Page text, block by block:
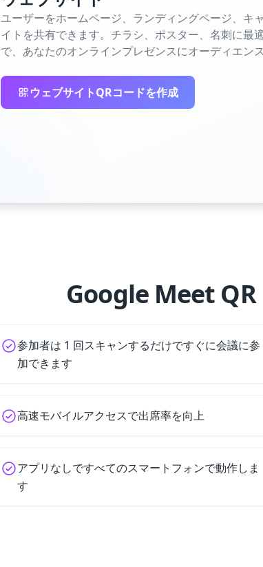
ユーザーをホームページ、ランディングページ、キ
イトを共有できます。チラシ、ポスター、名刺に最
で、あなたのオンラインプレゼンスにオーディエン
ウェブサイトQRコードを作成
Google Meet
参加者は 1 回スキャンするだけですぐに会議に参
加できます
高速モバイルアクセスで出席率を向上
アプリなしですべてのスマートフォンで動作しま
す